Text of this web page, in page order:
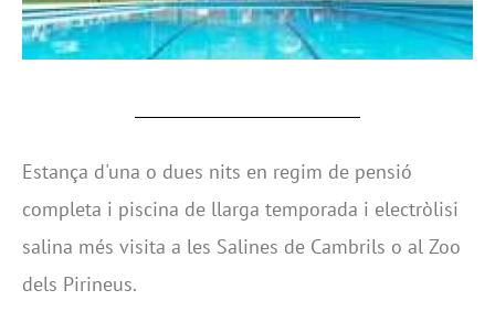
Estança d'una o dues nits en regim de pensió
completa i piscina de llarga temporada i electròlisi
salina més visita a les Salines de Cambrils o al Zoo
dels Pirineus.